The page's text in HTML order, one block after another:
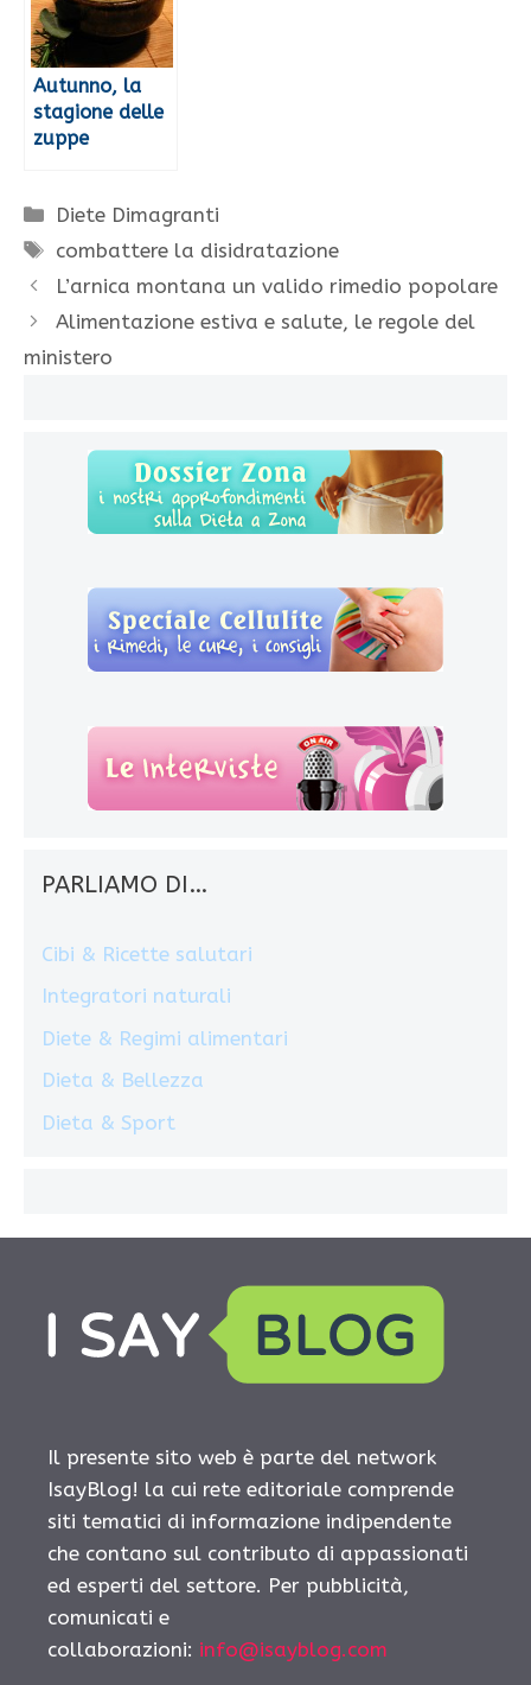
Autunno, la
stagione delle
zuppe
Categorie
Diete Dimagranti
Tag
combattere la disidratazione
L’arnica montana un valido rimedio popolare
Alimentazione estiva e salute, le regole del
ministero
PARLIAMO DI…
Cibi & Ricette salutari
Integratori naturali
Diete & Regimi alimentari
Dieta & Bellezza
Dieta & Sport
Il presente sito web è parte del network
IsayBlog! la cui rete editoriale comprende
siti tematici di informazione indipendente
che contano sul contributo di appassionati
ed esperti del settore. Per pubblicità,
comunicati e
collaborazioni: info@isayblog.com